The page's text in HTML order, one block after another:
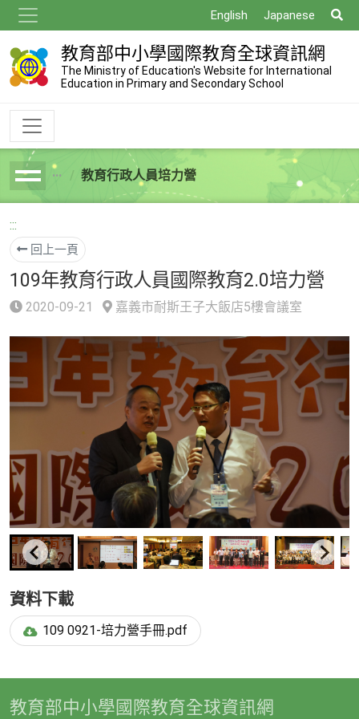
到
主
要
內
English Japanese
尋
教育部中小學國際教育全球資訊網
The Ministry of Education's Website for International
Education in Primary and Secondary School
breadcrumb教育行政人員培力營
:::
回上一頁
109年教育行政人員國際教育2.0培力營
2020-09-21 嘉義市耐斯王子大飯店5樓會議室
資料下載
109 0921-培力營手冊.pdf
教育部中小學國際教育全球資訊網